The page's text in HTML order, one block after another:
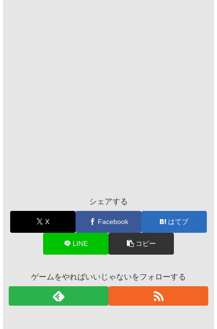
シェアする
X Facebook はてブ
LINE コピー
ゲームをやればいいじゃないをフォローする